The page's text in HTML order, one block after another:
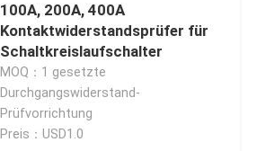
100A, 200A, 400A
Kontaktwiderstandsprüfer für
Schaltkreislaufschalter
MOQ：1 gesetzte
Durchgangswiderstand-
Prüfvorrichtung
Preis：USD1.0